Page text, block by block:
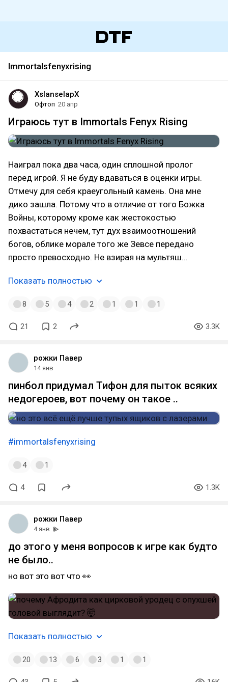
Immortalsfenyxrising
XslanselapX
Офтоп 20 апр
Играюсь тут в Immortals Fenyx Rising
Наиграл пока два часа, один сплошной пролог
перед игрой. Я не буду вдаваться в оценки игры.
Отмечу для себя краеугольный камень. Она мне
дико зашла. Потому что в отличие от того Божка
Войны, которому кроме как жестокостью
похвастаться нечем, тут дух взаимоотношений
богов, облике морале того же Зевсе передано
просто превосходно. Не взирая на мультяш…
Показать полностью
8 5 4 2 1 1 1
21 2 3.3K
рожки Павер
14 янв
пинбол придумал Тифон для пыток всяких
недогероев, вот почему он такое ..
#immortalsfenyxrising
4 1
4 1.3K
рожки Павер
4 янв
до этого у меня вопросов к игре как будто
не было..
но вот это вот что 👀
Показать полностью
20 13 6 3 1 1